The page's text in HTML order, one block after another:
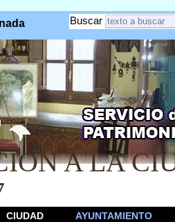
Buscar
A LA
CIUDAD AYUNTAMIENTO